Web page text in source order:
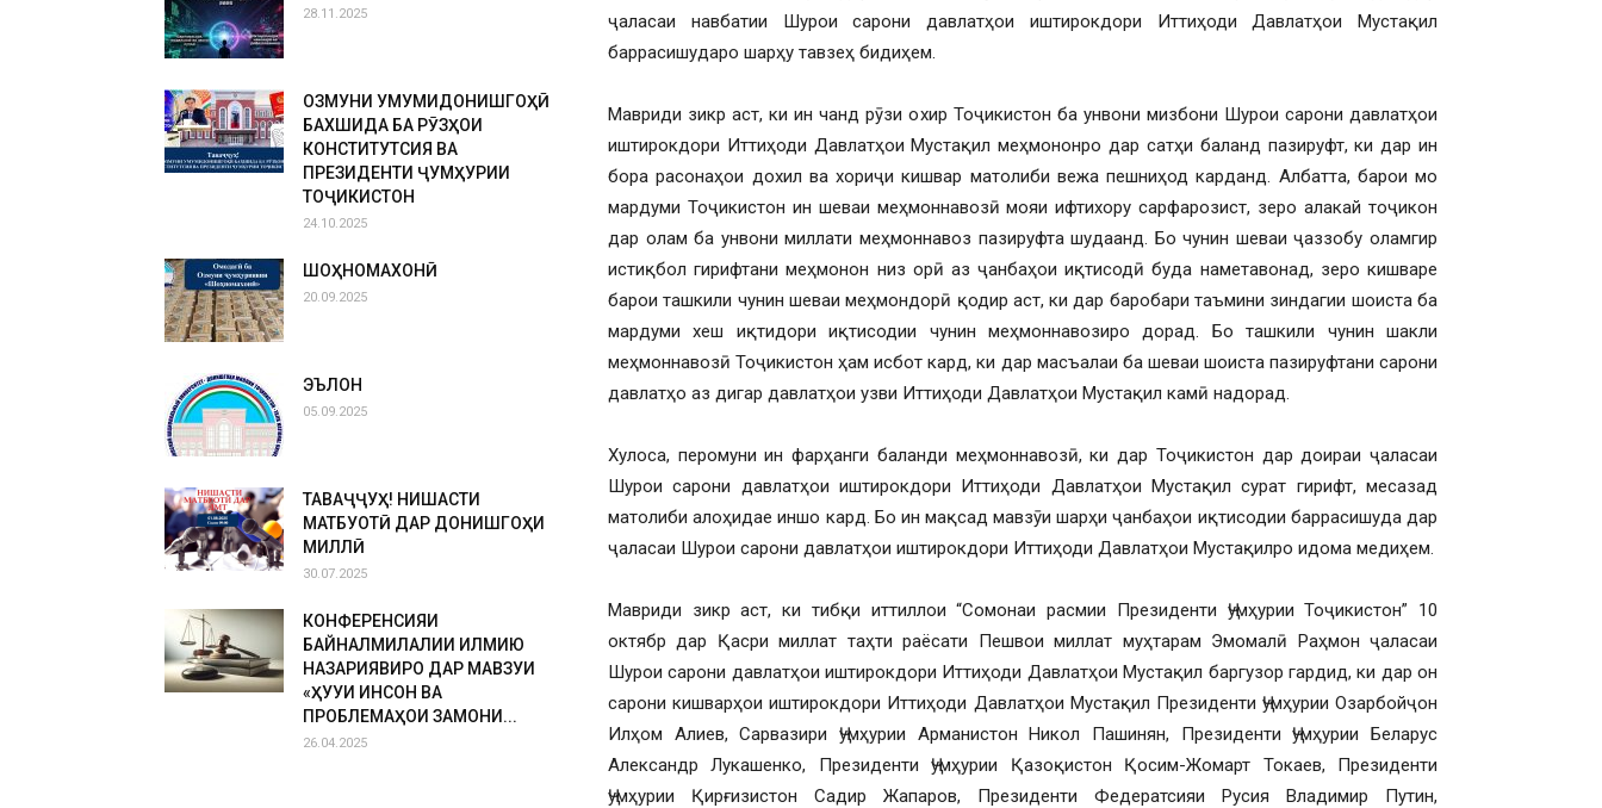
ҷаласаи навбатии Шурои сарони давлатҳои иштирокдори Иттиҳоди Давлатҳои Мустақил
баррасишударо шарҳу тавзеҳ бидиҳем.
Мавриди зикр аст, ки ин чанд рӯзи охир Тоҷикистон ба унвони мизбони Шурои сарони давлатҳои
иштирокдори Иттиҳоди Давлатҳои Мустақил меҳмононро дар сатҳи баланд пазируфт, ки дар ин
бора расонаҳои дохил ва хориҷи кишвар матолиби вежа пешниҳод карданд. Албатта, барои мо
мардуми Тоҷикистон ин шеваи меҳмоннавозӣ мояи ифтихору сарфарозист, зеро алакай тоҷикон
дар олам ба унвони миллати меҳмоннавоз пазируфта шудаанд. Бо чунин шеваи ҷаззобу оламгир
истиқбол гирифтани меҳмонон низ орӣ аз ҷанбаҳои иқтисодӣ буда наметавонад, зеро кишваре
барои ташкили чунин шеваи меҳмондорӣ қодир аст, ки дар баробари таъмини зиндагии шоиста ба
мардуми хеш иқтидори иқтисодии чунин меҳмоннавозиро дорад. Бо ташкили чунин шакли
меҳмоннавозӣ Тоҷикистон ҳам исбот кард, ки дар масъалаи ба шеваи шоиста пазируфтани сарони
давлатҳо аз дигар давлатҳои узви Иттиҳоди Давлатҳои Мустақил камӣ надорад.
Хулоса, перомуни ин фарҳанги баланди меҳмоннавозӣ, ки дар Тоҷикистон дар доираи ҷаласаи
Шурои сарони давлатҳои иштирокдори Иттиҳоди Давлатҳои Мустақил сурат гирифт, месазад
матолиби алоҳидае иншо кард. Бо ин мақсад мавзӯи шарҳи ҷанбаҳои иқтисодии баррасишуда дар
ҷаласаи Шурои сарони давлатҳои иштирокдори Иттиҳоди Давлатҳои Мустақилро идома медиҳем.
Мавриди зикр аст, ки тибқи иттиллои “Сомонаи расмии Президенти Ҷумҳурии Тоҷикистон” 10
октябр дар Қасри миллат таҳти раёсати Пешвои миллат муҳтарам Эмомалӣ Раҳмон ҷаласаи
Шурои сарони давлатҳои иштирокдори Иттиҳоди Давлатҳои Мустақил баргузор гардид, ки дар он
сарони кишварҳои иштирокдори Иттиҳоди Давлатҳои Мустақил Президенти Ҷумҳурии Озарбойҷон
Илҳом Алиев, Сарвазири Ҷумҳурии Арманистон Никол Пашинян, Президенти Ҷумҳурии Беларус
Александр Лукашенко, Президенти Ҷумҳурии Қазоқистон Қосим-Жомарт Токаев, Президенти
Ҷумҳурии Қирғизистон Садир Жапаров, Президенти Федератсияи Русия Владимир Путин,
28.11.2025
ОЗМУНИ УМУМИДОНИШГОҲӢ
БАХШИДА БА РӮЗҲОИ
КОНСТИТУТСИЯ ВА
ПРЕЗИДЕНТИ ҶУМҲУРИИ
ТОҶИКИСТОН
24.10.2025
ШОҲНОМАХОНӢ
20.09.2025
ЭЪЛОН
05.09.2025
ТАВАҶҶУҲ! НИШАСТИ
МАТБУОТӢ ДАР ДОНИШГОҲИ
МИЛЛӢ
30.07.2025
КОНФЕРЕНСИЯИ
БАЙНАЛМИЛАЛИИ ИЛМИЮ
НАЗАРИЯВИРО ДАР МАВЗУИ
«ҲУҚУҚИ ИНСОН ВА
ПРОБЛЕМАҲОИ ЗАМОНИ...
26.04.2025